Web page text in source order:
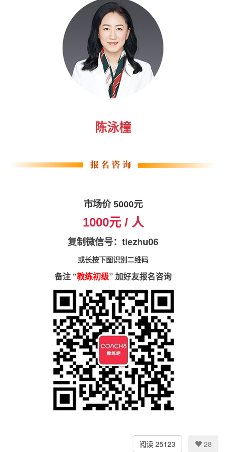
陈泳橦
市场价 5000元
1000元 / 人
复制微信号：tiezhu06
或长按下图识别二维码
备注 “教练初级” 加好友报名咨询
阅读 25123 28